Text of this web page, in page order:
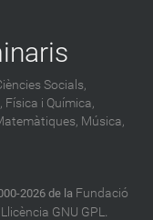
Socials,
Física i Química,
Música,
2026 de la Fundació
Llicència GNU GPL.